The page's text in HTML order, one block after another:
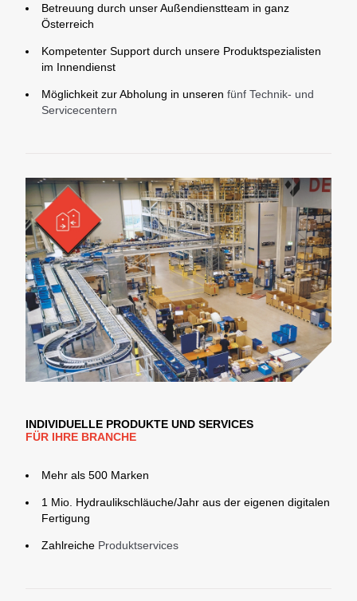
Betreuung durch unser Außendienstteam in ganz
Österreich
Kompetenter Support durch unsere Produktspezialisten
im Innendienst
Möglichkeit zur Abholung in unseren fünf Technik- und
Servicecentern
INDIVIDUELLE PRODUKTE UND SERVICES
FÜR IHRE BRANCHE
Mehr als 500 Marken
1 Mio. Hydraulikschläuche/Jahr aus der eigenen digitalen
Fertigung
Zahlreiche Produktservices